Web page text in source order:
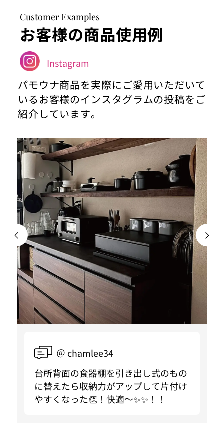
Customer Examples
お客様の商品使用例
Instagram
パモウナ商品を実際にご愛用いただいて
いるお客様のインスタグラムの投稿をご
紹介しています。
＠ chamlee34
台所背面の食器棚を引き出し式のもの
に替えたら収納力がアップして片付け
やすくなった👏！快適〜✨✨！！